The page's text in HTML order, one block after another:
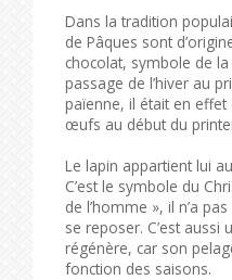
Dans la tradition
de Pâques sont
chocolat, symbole de
passage de l’hiver au
païenne, il était en effet
œufs au début du
Le lapin appartient lui
C’est le symbole du
de l’homme », il n’a
se reposer. C’est
régénère, car son
fonction des saisons.